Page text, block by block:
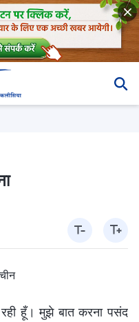
हूँ। मुझे बात करना पसंद